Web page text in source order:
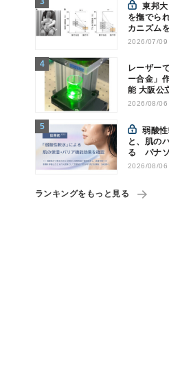
東邦大、乳幼児が「背中
を撫でら
カニズム
2026/07/09
レーザー
ー合金」
能 大阪公
2026/08/06
弱酸性軟水で顔を洗う
と、肌の
る パナソ
確認
2026/08/06
ランキングをもっと見る